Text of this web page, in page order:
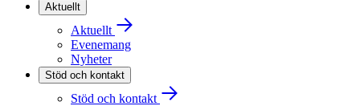
Aktuellt
Aktuellt
Evenemang
Nyheter
Stöd och kontakt
Stöd och kontakt